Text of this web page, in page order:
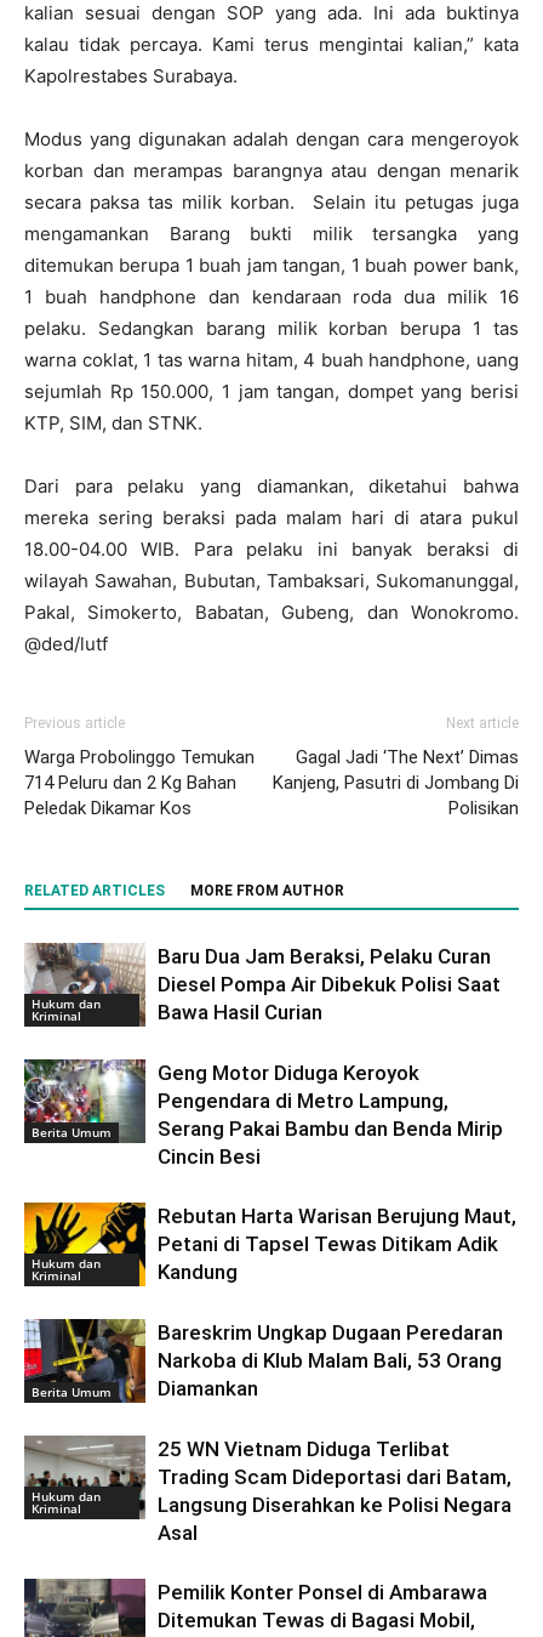
kalian sesuai dengan SOP yang ada. Ini ada buktinya
kalau tidak percaya. Kami terus mengintai kalian,” kata
Kapolrestabes Surabaya.
Modus yang digunakan adalah dengan cara mengeroyok
korban dan merampas barangnya atau dengan menarik
secara paksa tas milik korban. Selain itu petugas juga
mengamankan Barang bukti milik tersangka yang
ditemukan berupa 1 buah jam tangan, 1 buah power bank,
1 buah handphone dan kendaraan roda dua milik 16
pelaku. Sedangkan barang milik korban berupa 1 tas
warna coklat, 1 tas warna hitam, 4 buah handphone, uang
sejumlah Rp 150.000, 1 jam tangan, dompet yang berisi
KTP, SIM, dan STNK.
Dari para pelaku yang diamankan, diketahui bahwa
mereka sering beraksi pada malam hari di atara pukul
18.00-04.00 WIB. Para pelaku ini banyak beraksi di
wilayah Sawahan, Bubutan, Tambaksari, Sukomanunggal,
Pakal, Simokerto, Babatan, Gubeng, dan Wonokromo.
@ded/lutf
Previous article
Warga Probolinggo Temukan
714 Peluru dan 2 Kg Bahan
Peledak Dikamar Kos
Next article
Gagal Jadi ‘The Next’ Dimas
Kanjeng, Pasutri di Jombang Di
Polisikan
RELATED ARTICLES MORE FROM AUTHOR
Hukum dan
Kriminal
Baru Dua Jam Beraksi, Pelaku Curan
Diesel Pompa Air Dibekuk Polisi Saat
Bawa Hasil Curian
Berita Umum
Geng Motor Diduga Keroyok
Pengendara di Metro Lampung,
Serang Pakai Bambu dan Benda Mirip
Cincin Besi
Hukum dan
Kriminal
Rebutan Harta Warisan Berujung Maut,
Petani di Tapsel Tewas Ditikam Adik
Kandung
Berita Umum
Bareskrim Ungkap Dugaan Peredaran
Narkoba di Klub Malam Bali, 53 Orang
Diamankan
Hukum dan
Kriminal
25 WN Vietnam Diduga Terlibat
Trading Scam Dideportasi dari Batam,
Langsung Diserahkan ke Polisi Negara
Asal
Pemilik Konter Ponsel di Ambarawa
Ditemukan Tewas di Bagasi Mobil,